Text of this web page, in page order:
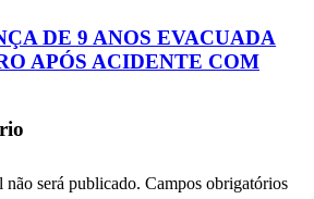
DE 9 ANOS EVACUADA
APÓS ACIDENTE COM
não será publicado. Campos obrigatórios